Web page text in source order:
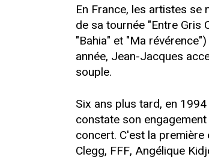
En France, les artistes
de sa tournée "Entre
"Bahia" et "Ma
année, Jean-Jacques
souple.
Six ans plus tard, en
constate son
concert. C'est la
Clegg, FFF, Angélique